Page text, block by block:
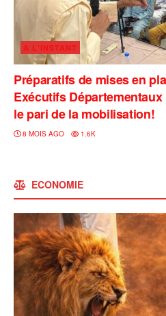
A L'INSTANT
Préparatifs de mises en
Exécutifs Départementaux
le pari de la mobilisation!
8 MOIS AGO 1.6K
ECONOMIE